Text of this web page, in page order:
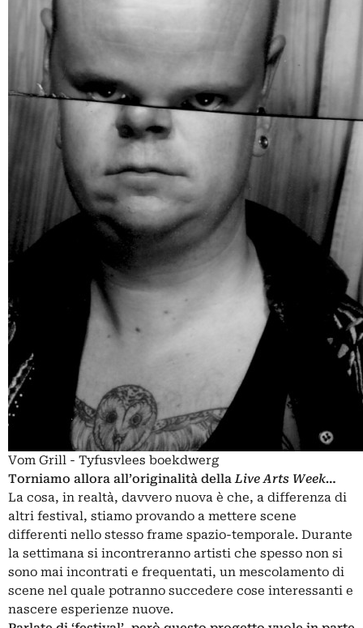
Vom Grill - Tyfusvlees boekdwerg
Torniamo allora all’originalità dellaLive Arts Week…
La cosa, in realtà, davvero nuova è che, a differenza di
altri festival, stiamo provando a mettere scene
differenti nello stesso frame spazio-temporale. Durante
la settimana si incontreranno artisti che spesso non si
sono mai incontrati e frequentati, un mescolamento di
scene nel quale potranno succedere cose interessanti e
nascere esperienze nuove.